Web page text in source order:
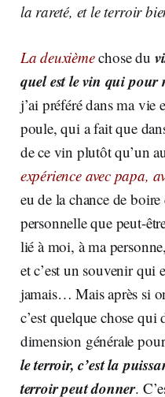
la rareté, et le terroir
La deuxièmechose du
quel est le vin qui pour
j’ai préféré dans ma vie
poule, qui a fait que
de ce vin plutôt qu’un
expérience avec papa,
eu de la chance de
personnelle que peut-
lié à moi, à ma
et c’est un souvenir qui
jamais… Mais après si
c’est quelque chose qui
dimension générale
le terroir, c’est la
terroir peut donner.